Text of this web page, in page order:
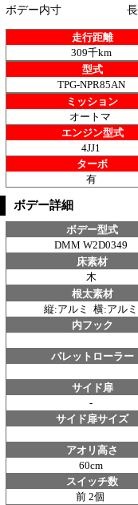
ボデー内寸
走行距離
309千km
型式
TPG-NPR85AN
ミッション
オートマ
エンジン型式
4JJ1
ターボ
有
ボデー詳細
ボデー型式
DMM W2D0349
床素材
木
根太素材
縦:アルミ 横:アルミ
内フック
パレットローラー
サイド扉
-
サイド扉サイズ
アオリ高さ
60cm
スイッチ数
前 2個